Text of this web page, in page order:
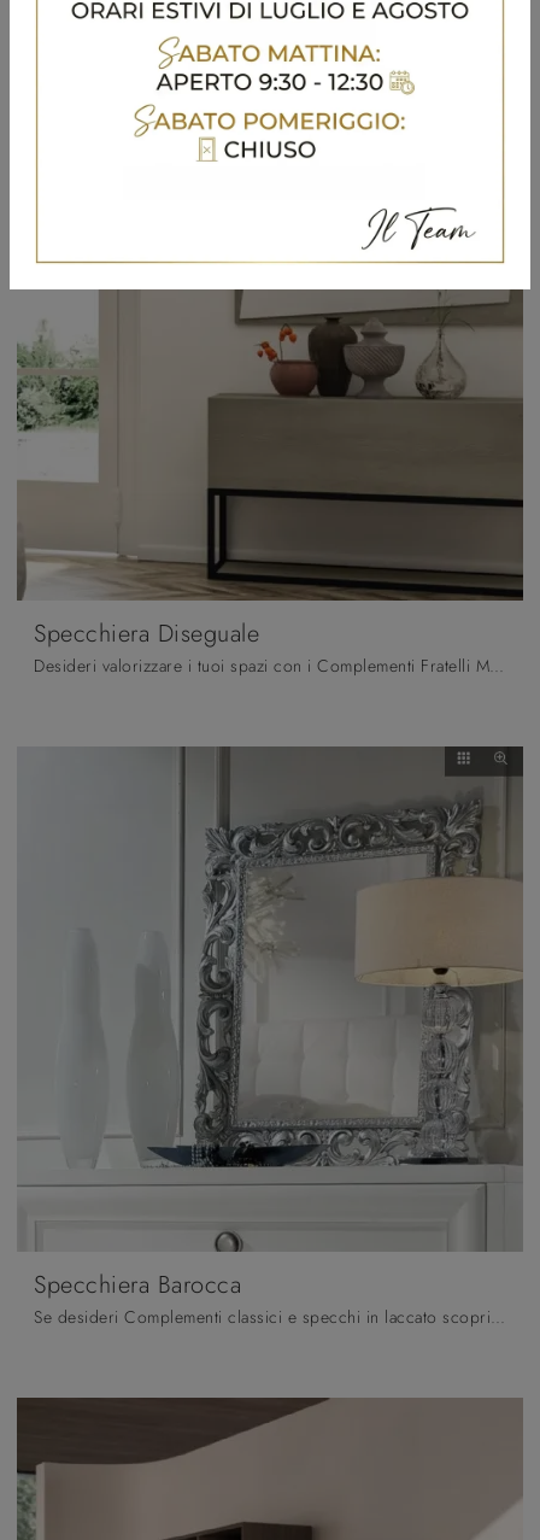
Specchiera Diseguale
Desideri valorizzare i tuoi spazi con i Complementi Fratelli Mirandola? Eccoti differenti modelli di specchi in legno come Specchiera Diseguale.
Specchiera Barocca
Se desideri Complementi classici e specchi in laccato scopri di più sul modello Specchiera Barocca del brand Fratelli Mirandola.